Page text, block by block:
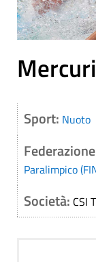
Sport: Nuoto
Paralimpico
Società: CSI